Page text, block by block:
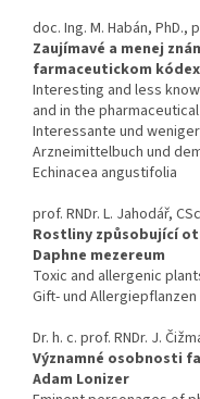
doc. Ing. M. Habán, PhD.,
Zaujímavé a menej
farmaceutickom
Interesting and less
and in the
Interessante und
Arzneimittelbuch und
Echinacea angustifolia
prof. RNDr. L. Jahodář,
Rostliny způsobující
Daphne mezereum
Toxic and allergenic
Gift- und Allergiepflanzen
Dr. h. c. prof. RNDr. J.
Významné osobnosti
Adam Lonizer